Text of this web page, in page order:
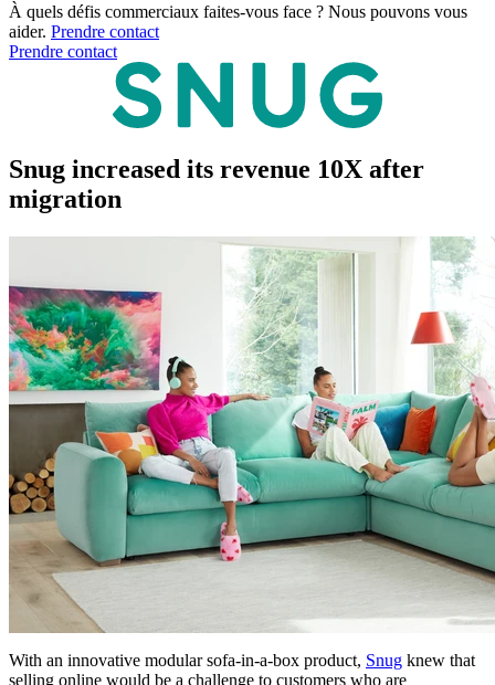
À quels défis commerciaux faites-vous face ? Nous pouvons vous
aider. Prendre contact
Prendre contact
Snug increased its revenue 10X after
migration
With an innovative modular sofa-in-a-box product, Snug knew that
selling online would be a challenge to customers who are